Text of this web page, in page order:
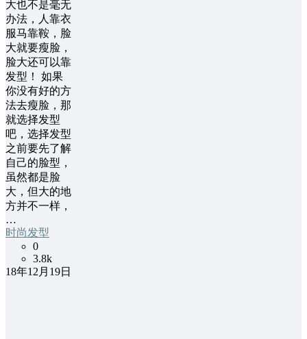
大也不是毫无
办法，人靠衣
服马靠鞍，脸
大就要瘦脸，
脸大还可以靠
发型！ 如果
你没有好的方
法去瘦脸，那
就选择发型
吧，选择发型
之前要先了解
自己的脸型，
虽然都是脸
大，但大的地
方并不一样，
…
时尚发型
0
3.8k
18年12月19日